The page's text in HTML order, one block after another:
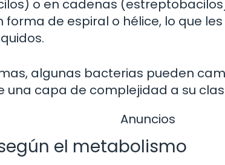
o en cadenas
forma de espiral o hélice, lo que
algunas bacterias pueden
una capa de complejidad a su
Anuncios
el metabolismo